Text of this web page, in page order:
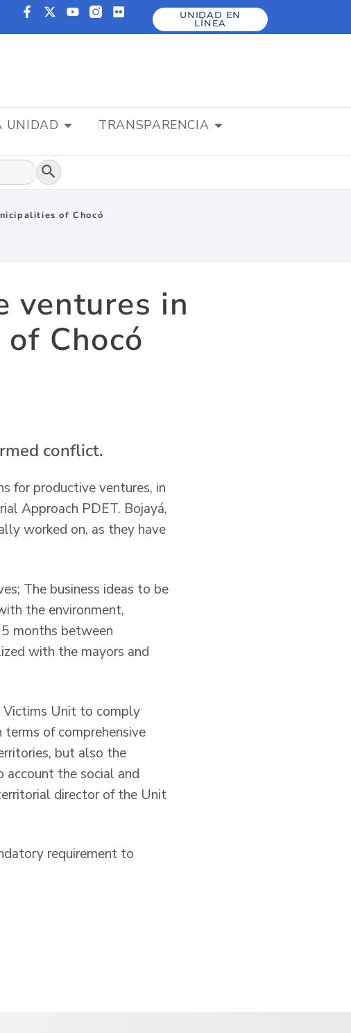
UNIDAD EN
LÍNEA
UNIDAD TRANSPARENCIA
Botón de búsqueda
of Chocó
ventures in
Chocó
conflict.
for productive ventures, in
Approach PDET. Bojayá,
worked on, as they have
The business ideas to be
the environment,
months between
with the mayors and
Victims Unit to comply
of comprehensive
but also the
account the social and
director of the Unit
requirement to